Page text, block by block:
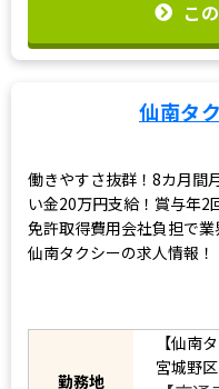
こ
働きやすさ抜群！8カ月間
い金20万円支給！賞与年2
免許取得費用会社負担で業